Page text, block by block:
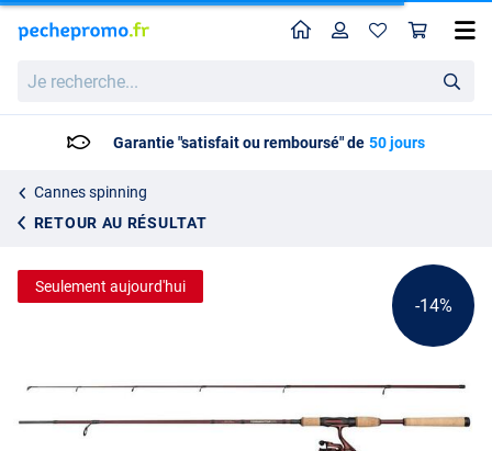
recherche...
HomeProfil
Garantie "satisfait ou remboursé" de 50 jours
Cannes spinning
RETOUR AU RÉSULTAT
Ensemble spinning Abu Garcia Tormentor2
-14%
Seulement aujourd'hui